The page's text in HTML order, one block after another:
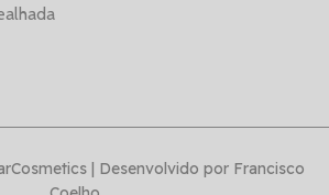
| Desenvolvido por Francisco